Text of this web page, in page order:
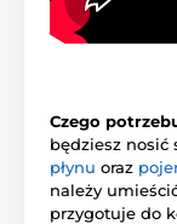
Czego
będziesz nosić
płynu oraz
należy
przygotuje do